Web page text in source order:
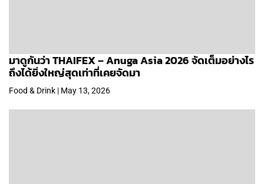
มาดูกันว่า THAIFEX – Anuga Asia 2026 จัดเต็มอย่างไร
ถึงได้ยิ่งใหญ่สุดเท่าที่เคยจัดมา
Food & Drink | May 13, 2026